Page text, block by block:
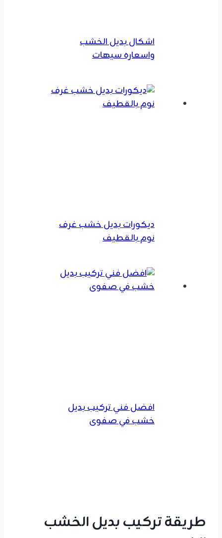
اشكال بديل الخشب
واسعاره سيهات
ديكورات بديل خشب غرف
نوم بالقطيف
افضل فني تركيب بديل
خشب في صفوى
طريقة تركيب بديل الخشب